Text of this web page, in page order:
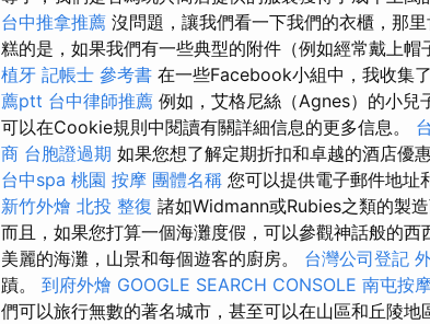
台中推拿推薦 沒問題，讓我們看一下我們的衣櫃，那
糕的是，如果我們有一些典型的附件（例如經常戴上帽
植牙 記帳士 參考書 在一些Facebook小組中，我收集
薦ptt 台中律師推薦 例如，艾格尼絲（Agnes）的小兒
可以在Cookie規則中閱讀有關詳細信息的更多信息。
商 台胞證過期 如果您想了解定期折扣和卓越的酒店優
台中spa 桃園 按摩 團體名稱 您可以提供電子郵件地址
新竹外燴 北投 整復 諸如Widmann或Rubies之類的製
而且，如果您打算一個海灘度假，可以參觀神話般的西
美麗的海灘，山景和每個遊客的廚房。 台灣公司登記
蹟。 到府外燴 GOOGLE SEARCH CONSOLE 南屯按
們可以旅行無數的著名城市，甚至可以在山區和丘陵地